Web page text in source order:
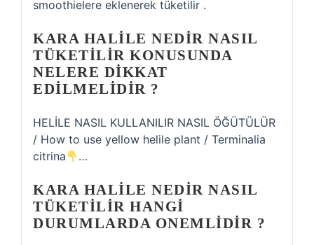
smoothielere eklenerek tüketilir .
KARA HALILE NEDIR NASIL
TÜKETILIR KONUSUNDA
NELERE DIKKAT
EDILMELIDIR ?
HELİLE NASIL KULLANILIR NASIL ÖĞÜTÜLÜR
/ How to use yellow helile plant / Terminalia
citrina
…
KARA HALILE NEDIR NASIL
TÜKETILIR HANGI
DURUMLARDA ONEMLIDIR ?